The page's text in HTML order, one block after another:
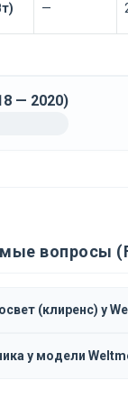
—
— 2020)
вопросы
(клиренс) у
у модели